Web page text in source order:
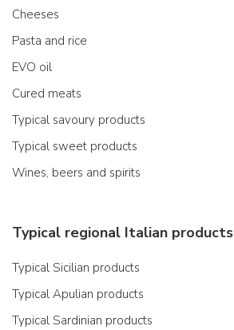
Cheeses
Pasta and rice
EVO oil
Cured meats
Typical savoury products
Typical sweet products
Wines, beers and spirits
Typical regional Italian products
Typical Sicilian products
Typical Apulian products
Typical Sardinian products